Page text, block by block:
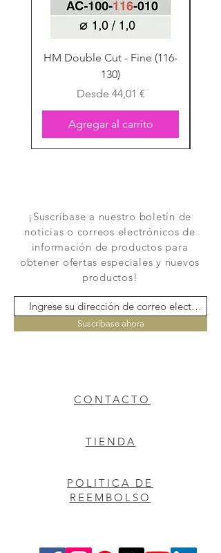
HM Double Cut - Fine (116-
130)
Desde 44,01 €
Precio de oferta
Agregar al carrito
¡Suscríbase a nuestro boletín de
noticias o correos electrónicos de
información de productos para
obtener ofertas especiales y nuevos
productos!
Suscríbase ahora
CONTACTO
TIENDA
POLITICA DE
REEMBOLSO